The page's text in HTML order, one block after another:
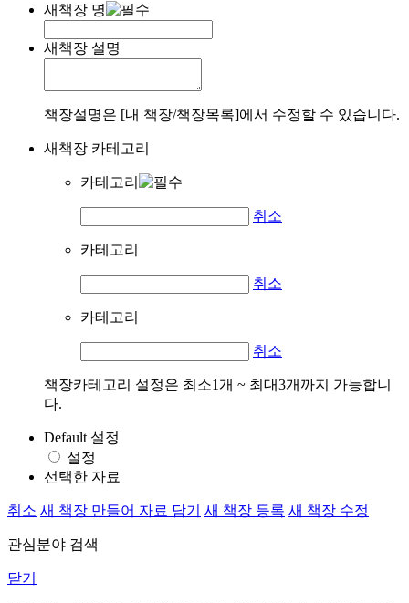
새책장 명
새책장 설명
책장설명은 [내 책장/책장목록]에서 수정할 수 있습니다.
새책장 카테고리
카테고리
취소
카테고리
취소
카테고리
취소
책장카테고리 설정은 최소1개 ~ 최대3개까지 가능합니
다.
Default 설정
설정
선택한 자료
취소 새 책장 만들어 자료 담기 새 책장 등록 새 책장 수정
관심분야 검색
닫기